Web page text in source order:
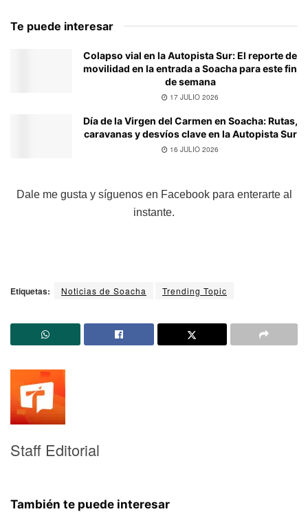
Te puede interesar
Colapso vial en la Autopista Sur: El reporte de
movilidad en la entrada a Soacha para este fin
de semana
17 JULIO 2026
Día de la Virgen del Carmen en Soacha: Rutas,
caravanas y desvíos clave en la Autopista Sur
16 JULIO 2026
Dale me gusta y síguenos en Facebook para enterarte al
instante.
Etiquetas: Noticias de Soacha Trending Topic
Staff Editorial
También te puede interesar